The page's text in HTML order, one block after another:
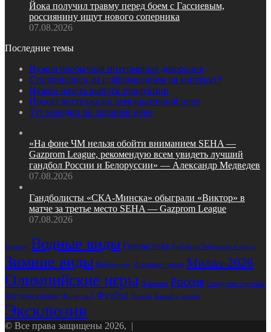
Йока получил травму перед боем с Гассиевым,
россиянину ищут нового соперника
07.08.2026
Последние темы
Нужна необычная интерьерная декорация
Сталкивались ли с оформлением на контракт?
Нужно начать выпуск продукции
Проект коттеджа по демократичной цене
Тут колодки по хорошей цене
«На фоне ЧМ нельзя обойти вниманием SEHA —
Gazprom League, рекомендую всем увидеть лучший
гандбол России и Белоруссии» — Александр Медведев
07.08.2026
Гандболисты «СКА‑Минска» обыграли «Виктор» в
матче за третье место SEHA — Gazprom League
07.08.2026
Биатлон Водные виды Гимнастика Гребля на байдарках и каноэ
Зимние виды Киберспорт Лыжные гонки Милан-2026
Олимпийские игры Плавание Россия Стендовая стрельба
Фигурное катание Формула-1 Футбол Хоккей Хоккей с мячом
Эксклюзив
© Все права защищены 2026, |